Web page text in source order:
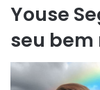
Youse
seu bem